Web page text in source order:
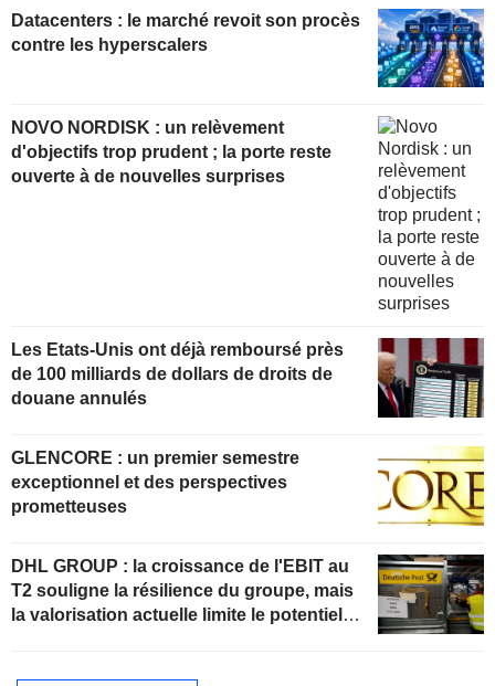
Datacenters : le marché revoit son procès
contre les hyperscalers
NOVO NORDISK : un relèvement
d'objectifs trop prudent ; la porte reste
ouverte à de nouvelles surprises
Les Etats-Unis ont déjà remboursé près
de 100 milliards de dollars de droits de
douane annulés
GLENCORE : un premier semestre
exceptionnel et des perspectives
prometteuses
DHL GROUP : la croissance de l'EBIT au
T2 souligne la résilience du groupe, mais
la valorisation actuelle limite le potentiel